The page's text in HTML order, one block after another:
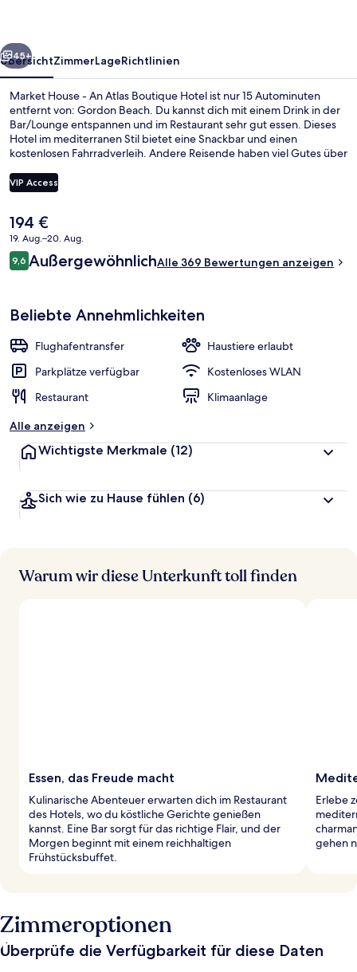
Hotel
Weiter
45+
ÜbersichtZimmerLageRichtlinien
Market House - An Atlas Boutique Hotel ist nur 15 Autominuten
entfernt von: Gordon Beach. Du kannst dich mit einem Drink in der
Bar/Lounge entspannen und im Restaurant sehr gut essen. Dieses
Hotel im mediterranen Stil bietet eine Snackbar und einen
kostenlosen Fahrradverleih. Andere Reisende haben viel Gutes über
VIP Access
Der
aktuelle
Preis
beträgt
194 €
19. Aug.–20. Aug.
Bewertungen
9,69,6 von 10.
AußergewöhnlichAlle 369 Bewertungen anzeigen
Beliebte Annehmlichkeiten
Flughafentransfer
Haustiere erlaubt
Parkplätze verfügbar
Kostenloses WLAN
Restaurant
Klimaanlage
Alle anzeigen
Wichtigste Merkmale (12)
Sich wie zu Hause fühlen (6)
Warum wir diese Unterkunft toll finden
Essen, das Freude macht
Kulinarische Abenteuer erwarten dich im Restaurant
des Hotels, wo du köstliche Gerichte genießen
kannst. Eine Bar sorgt für das richtige Flair, und der
Morgen beginnt mit einem reichhaltigen
Frühstücksbuffet.
Erlebe
gehen
Zimmeroptionen
Überprüfe die Verfügbarkeit für diese Daten